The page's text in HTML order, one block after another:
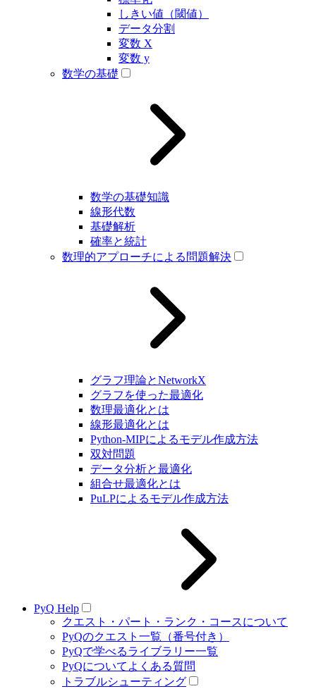
しきい値（閾値）
データ分割
変数 X
変数 y
数学の基礎
数学の基礎知識
線形代数
基礎解析
確率と統計
数理的アプローチによる問題解決
グラフ理論とNetworkX
グラフを使った最適化
数理最適化とは
線形最適化とは
Python-MIPによるモデル作成方法
双対問題
データ分析と最適化
組合せ最適化とは
PuLPによるモデル作成方法
PyQ Help
クエスト・パート・ランク・コースについて
PyQのクエスト一覧（番号付き）
PyQで学べるライブラリー一覧
PyQについてよくある質問
トラブルシューティング